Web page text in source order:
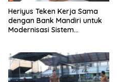
Heriyus Teken Kerja Sama
dengan Bank Mandiri untuk
Modernisasi Sistem